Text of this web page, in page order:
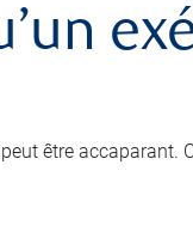
être